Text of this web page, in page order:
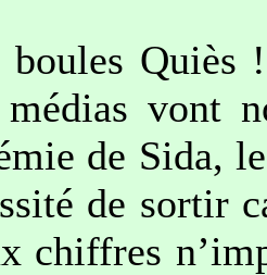
boules Quiès
vont
de Sida,
de sortir
chiffres